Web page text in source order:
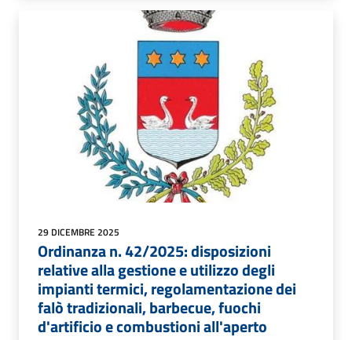
29 DICEMBRE 2025
Ordinanza n. 42/2025: disposizioni
relative alla gestione e utilizzo degli
impianti termici, regolamentazione dei
falò tradizionali, barbecue, fuochi
d'artificio e combustioni all'aperto